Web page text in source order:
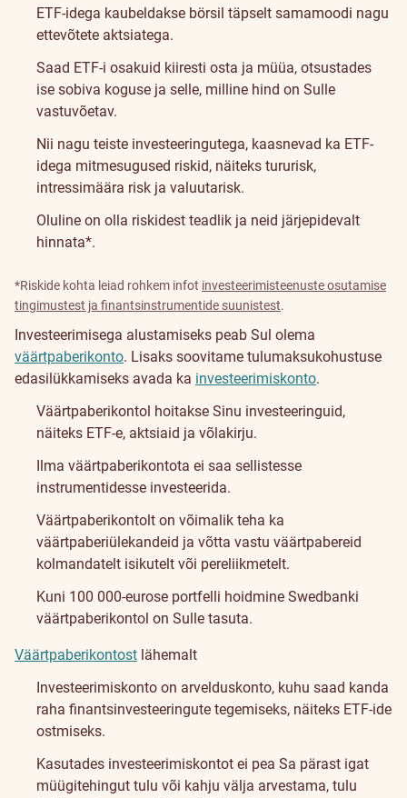
ETF-idega kaubeldakse börsil täpselt samamoodi nagu
ettevõtete aktsiatega.
Saad ETF-i osakuid kiiresti osta ja müüa, otsustades
ise sobiva koguse ja selle, milline hind on Sulle
vastuvõetav.
Nii nagu teiste investeeringutega, kaasnevad ka ETF-
idega mitmesugused riskid, näiteks tururisk,
intressimäära risk ja valuutarisk.
Oluline on olla riskidest teadlik ja neid järjepidevalt
hinnata*.
*Riskide kohta leiad rohkem infot investeerimisteenuste osutamise
tingimustest ja finantsinstrumentide suunistest.
Kuidas
investeerida?
Investeerimisega alustamiseks peab Sul olema
väärtpaberikonto. Lisaks soovitame tulumaksukohustuse
edasilükkamiseks avada ka investeerimiskonto.
Väärtpaberikontol hoitakse Sinu investeeringuid,
näiteks ETF-e, aktsiaid ja võlakirju.
Ilma väärtpaberikontota ei saa sellistesse
instrumentidesse investeerida.
Väärtpaberikontolt on võimalik teha ka
väärtpaberiülekandeid ja võtta vastu väärtpabereid
kolmandatelt isikutelt või pereliikmetelt.
Kuni 100 000-eurose portfelli hoidmine Swedbanki
väärtpaberikontol on Sulle tasuta.
Väärtpaberikontost lähemalt
Investeerimiskonto on arvelduskonto, kuhu saad kanda
raha finantsinvesteeringute tegemiseks, näiteks ETF-ide
ostmiseks.
Kasutades investeerimiskontot ei pea Sa pärast igat
müügitehingut tulu või kahju välja arvestama, tulu